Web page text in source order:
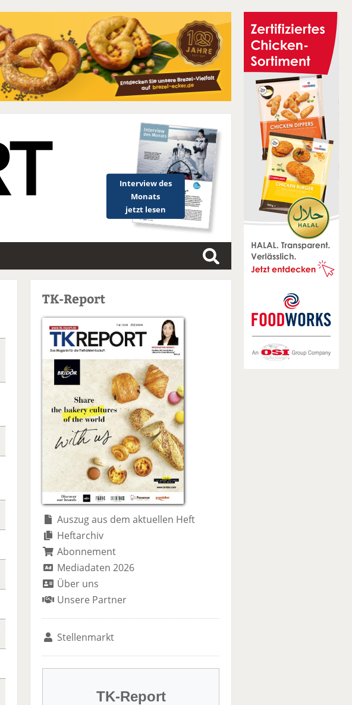
Interview des
Monats
jetzt lesen
S
u
TK-Report
Auszug aus dem aktuellen Heft
Heftarchiv
Abonnement
Mediadaten 2026
Über uns
Unsere Partner
Stellenmarkt
TK-Report